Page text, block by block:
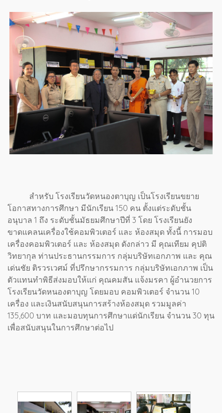
สำหรับ โรงเรียนวัดหนองตาบุญ เป็นโรงเรียนขยาย
โอกาสทางการศึกษา มีนักเรียน 150 คน ตั้งแต่ระดับชั้น
อนุบาล 1 ถึง ระดับชั้นมัธยมศึกษาปีที่ 3 โดย โรงเรียนยัง
ขาดแคลนเครื่องใช้คอมพิวเตอร์ และ ห้องสมุด ทั้งนี้ การมอบ
เครื่องคอมพิวเตอร์ และ ห้องสมุด ดังกล่าว มี คุณเทียม คุปติ
วิทยากุล ท่านประธานกรรมการ กลุ่มบริษัทเอกภาพ และ คุณ
เด่นชัย ติรวรเวศม์ ที่ปรึกษากรรมการ กลุ่มบริษัทเอกภาพ เป็น
ตัวแทนทำพิธีส่งมอบให้แก่ คุณคมสัน แจ้งมรคา ผู้อำนวยการ
โรงเรียนวัดหนองตาบุญ โดยมอบ คอมพิวเตอร์ จำนวน 10
เครื่อง และเงินสนับสนุนการสร้างห้องสมุด รวมมูลค่า
135,600 บาท และมอบทุนการศึกษาแด่นักเรียน จำนวน 30 ทุน
เพื่อสนับสนุนในการศึกษาต่อไป